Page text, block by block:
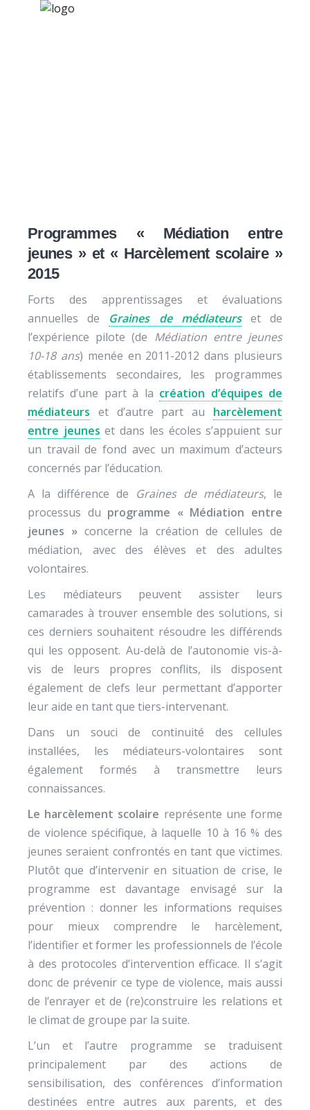
Programmes « Médiation entre
jeunes » et « Harcèlement scolaire »
2015
Forts des apprentissages et évaluations
annuelles de Graines de médiateurset de
l’expérience pilote (de Médiation entre jeunes
10-18 ans) menée en 2011-2012 dans plusieurs
établissements secondaires, les programmes
relatifs d’une part à la création d’équipes de
médiateurs et d’autre part au harcèlement
entre jeunes et dans les écoles s’appuient sur
un travail de fond avec un maximum d’acteurs
concernés par l’éducation.
A la différence de Graines de médiateurs, le
processus du programme « Médiation entre
jeunes » concerne la création de cellules de
médiation, avec des élèves et des adultes
volontaires.
Les médiateurs peuvent assister leurs
camarades à trouver ensemble des solutions, si
ces derniers souhaitent résoudre les différends
qui les opposent. Au-delà de l’autonomie vis-à-
vis de leurs propres conflits, ils disposent
également de clefs leur permettant d’apporter
leur aide en tant que tiers-intervenant.
Dans un souci de continuité des cellules
installées, les médiateurs-volontaires sont
également formés à transmettre leurs
connaissances.
Le harcèlement scolaire représente une forme
de violence spécifique, à laquelle 10 à 16 % des
jeunes seraient confrontés en tant que victimes.
Plutôt que d’intervenir en situation de crise, le
programme est davantage envisagé sur la
prévention : donner les informations requises
pour mieux comprendre le harcèlement,
l’identifier et former les professionnels de l’école
à des protocoles d’intervention efficace. Il s’agit
donc de prévenir ce type de violence, mais aussi
de l’enrayer et de (re)construire les relations et
le climat de groupe par la suite.
L’un et l’autre programme se traduisent
principalement par des actions de
sensibilisation, des conférences d’information
destinées entre autres aux parents, et des